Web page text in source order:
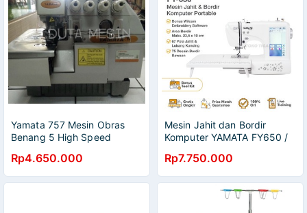
Yamata 757 Mesin Obras
Benang 5 High Speed
Rp4.650.000
Mesin Jahit dan Bordir
Komputer YAMATA FY650 /
Rp7.750.000